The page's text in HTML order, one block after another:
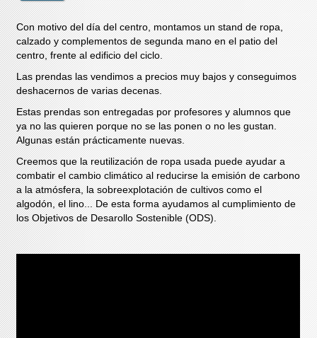
Con motivo del día del centro, montamos un stand de ropa,
calzado y complementos de segunda mano en el patio del
centro, frente al edificio del ciclo.
Las prendas las vendimos a precios muy bajos y conseguimos
deshacernos de varias decenas.
Estas prendas son entregadas por profesores y alumnos que
ya no las quieren porque no se las ponen o no les gustan.
Algunas están prácticamente nuevas.
Creemos que la reutilización de ropa usada puede ayudar a
combatir el cambio climático al reducirse la emisión de carbono
a la atmósfera, la sobreexplotación de cultivos como el
algodón, el lino... De esta forma ayudamos al cumplimiento de
los Objetivos de Desarollo Sostenible (ODS).